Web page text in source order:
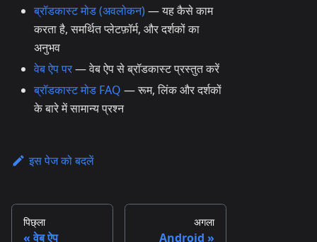
ब्रॉडकास्ट मोड (अवलोकन)— यह कैसे काम
करता है, समर्थित प्लेटफ़ॉर्म, और दर्शकों का
अनुभव
वेब ऐप पर— वेब ऐप से ब्रॉडकास्ट प्रस्तुत करें
ब्रॉडकास्ट मोड FAQ — रूम, लिंक और दर्शकों
के बारे में सामान्य प्रश्न
इस पेज को बदलें
पिछ्ला
वेब ऐप
अगला
Android